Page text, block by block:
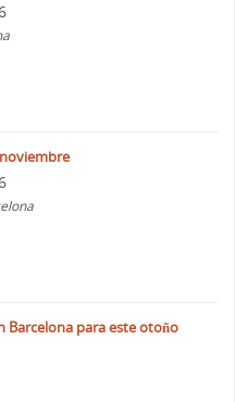
Barcelona para este otoño